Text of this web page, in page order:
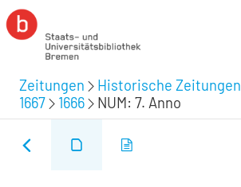
Zeitungen Historische Zeitungen
1667
1666 NUM: 7. Anno